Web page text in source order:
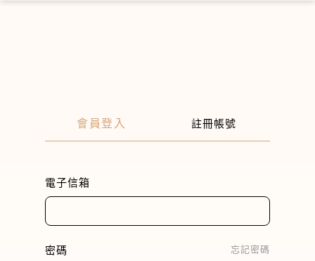
會員登入 註冊帳號
電子信箱
密碼 忘記密碼